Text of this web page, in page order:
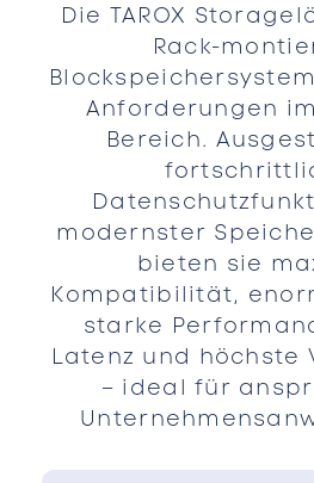
Die TAROX
Rack-
Anforderungen
Bereich.
modernster
bieten sie
Kompatibilität,
starke
Latenz und höchste
– ideal für